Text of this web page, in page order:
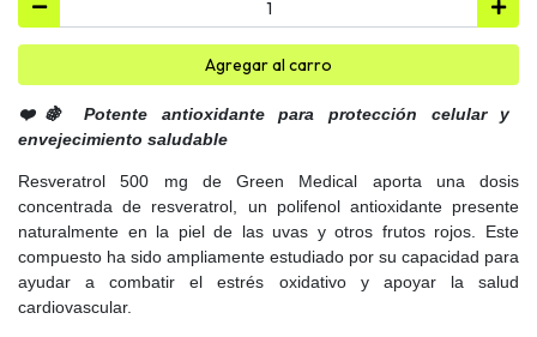
Agregar al carro
❤️🍇 Potente antioxidante para protección celular y
envejecimiento saludable
Resveratrol 500 mg de Green Medical aporta una dosis
concentrada de resveratrol, un polifenol antioxidante presente
naturalmente en la piel de las uvas y otros frutos rojos. Este
compuesto ha sido ampliamente estudiado por su capacidad para
ayudar a combatir el estrés oxidativo y apoyar la salud
cardiovascular.